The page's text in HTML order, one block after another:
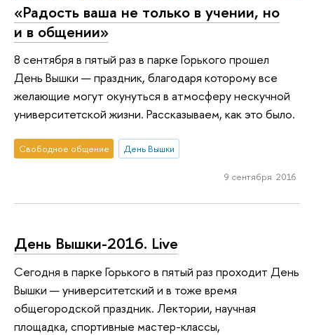
«Радость ваша не только в учении, но
и в общении»
8 сентября в пятый раз в парке Горького прошел
День Вышки — праздник, благодаря которому все
желающие могут окунуться в атмосферу нескучной
университетской жизни. Рассказываем, как это было.
Свободное общение День Вышки
9 сентября 2016
День Вышки-2016. Live
Сегодня в парке Горького в пятый раз проходит День
Вышки — университетский и в тоже время
общегородской праздник. Лектории, научная
площадка, спортивные мастер-классы,